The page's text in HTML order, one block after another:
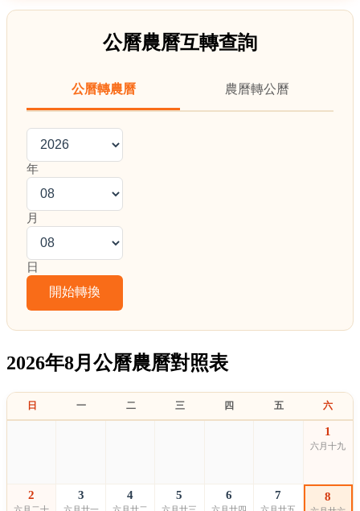
公曆農曆互轉查詢
公曆轉農曆 農曆轉公曆
年
月
日
2026年8月公曆農曆對照表
日 一 二 三 四 五 六
1
六月十九
2 3 4 5 6 7 8